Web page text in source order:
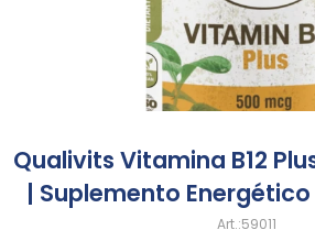
Qualivits Vitamina B12
| Suplemento
59011